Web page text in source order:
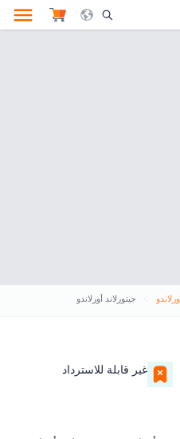
Search Opener Icon
جيتورلاند أورلاندو
غير قابلة للاسترداد